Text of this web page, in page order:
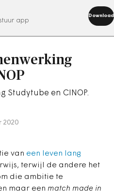
app
Download
Studytube en CINOP.
2020
van een leven lang
terwijl de andere het
die ambitie te
maar een match made in